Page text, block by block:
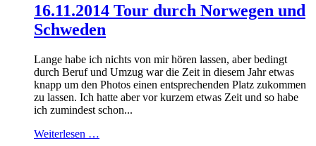
16.11.2014 Tour durch Norwegen und
Schweden
Lange habe ich nichts von mir hören lassen, aber bedingt
durch Beruf und Umzug war die Zeit in diesem Jahr etwas
knapp um den Photos einen entsprechenden Platz zukommen
zu lassen. Ich hatte aber vor kurzem etwas Zeit und so habe
ich zumindest schon...
Weiterlesen …